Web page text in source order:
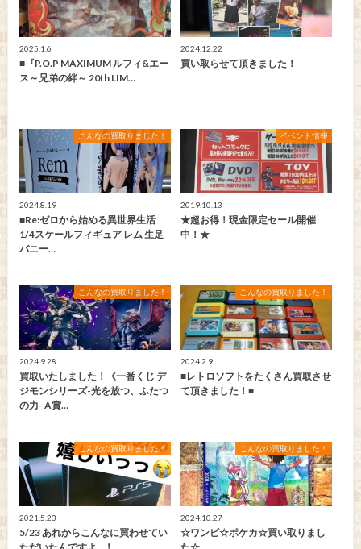
2025.1.6
■『P.O.P MAXIMUM ルフィ&エー
ス～兄弟の絆～ 20th LIM…
2024.12.22
買い取らせて頂きました！
こんなの買取りました！
2024.8.19
■Re:ゼロから始める異世界生活
1/4スケールフィギュア レム 生足
バニー…
イベント情報
2019.10.13
★超お得！現金限定セール開催
中！★
こんなの買取りました！
2024.9.28
買取いたしました！《一番くじ デ
ジモンシリーズ-光を放つ、ふたつ
の力- A賞…
こんなの買取りました！
2024.2.9
■レトロソフトをたくさん買取させ
て頂きました！■
こんなの買取りました！
2021.5.23
5/23 あれからこんなに買わせてい
こんなの買取りました！
2024.10.27
☆ワンピ☆ポケカ☆買い取りまし